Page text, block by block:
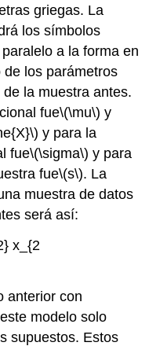
griegas. La
los símbolos
a la forma en
los parámetros
la muestra antes.
fue\(\mu\) y
y para la
fue\(\sigma\) y para
fue\(s\). La
muestra de datos
será así:
x_{2
anterior con
modelo solo
supuestos. Estos